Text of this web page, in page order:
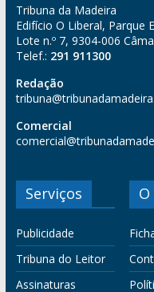
Tribuna da Madeira
Edifício O Liberal, Parque
Lote n.º 7, 9304-006
Telef.: 291 911300
Redação
Comercial
Serviços
Publicidade
Tribuna do Leitor
Assinaturas